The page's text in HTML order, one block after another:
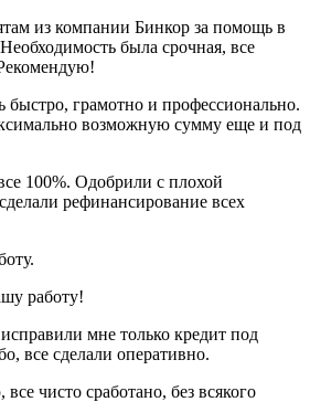
из компании Бинкор за помощь в
была срочная, все
быстро, грамотно и профессионально.
возможную сумму еще и под
100%. Одобрили с плохой
рефинансирование всех
работу!
мне только кредит под
все сделали оперативно.
чисто сработано, без всякого